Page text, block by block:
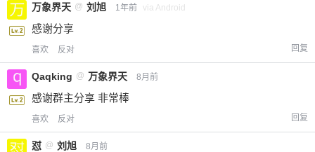
万象界天 @ 刘旭 1年前 via Android
感谢分享
喜欢 反对 回复
Qaqking @ 万象界天 8月前
感谢群主分享 非常棒
喜欢 反对 回复
怼 @ 刘旭 8月前